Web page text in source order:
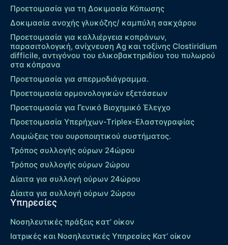
Προετοιμασία για τη Δοκιμασία Κόπωσης
Δοκιμασία ανοχής γλυκόζης/ καμπύλη σακχάρου
Προετοιμασία για καλλιέργεια κοπράνων,
παρασιτολογική, ανίχνευση Ag και τοξίνης Clostiridium
difficile, αντιγόνου του ελικοβακτηριδίου του πυλωρού
στα κόπρανα
Προετοιμασία για σπερμοδιάγραμμα.
Προετοιμασία ορμονολογικών εξετάσεων
Προετοιμασία για Γενικό Βιοχημικό Έλεγχο
Προετοιμασία Υπερήχων-Τriplex-Ελαστογραφίας
Λοιμώξεις του ουροποιητικού συστήματος.
Τρόπος συλλογής ούρων 24ώρου
Τρόπος συλλογής ούρων 2ώρου
Δίαιτα για συλλογή ούρων 24ώρου
Δίαιτα για συλλογή ούρων 2ώρου
Υπηρεσίες
Νοσηλευτικές πράξεις κατ’ οίκον
Ιατρικές και Νοσηλευτικές Υπηρεσίες Κατ’ οίκον